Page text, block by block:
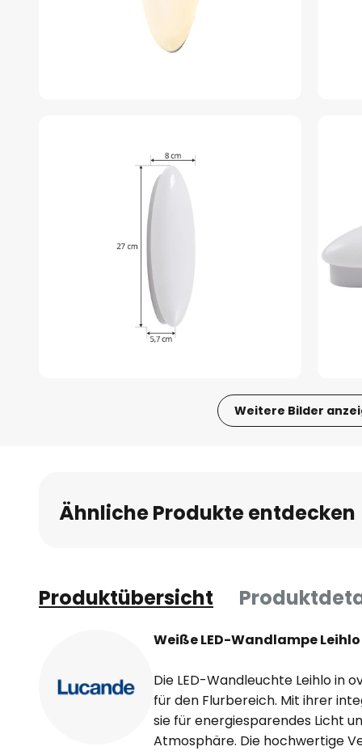
Weitere Bilder
Bildgalerie
springen
Ähnliche Produkte entdecken
Produktübersicht
Weiße LED-Wandlampe
Die LED-Wandleuchte Leihlo in
für den Flurbereich. Mit ihrer
sie für energiesparendes Licht
Atmosphäre. Die hochwertige